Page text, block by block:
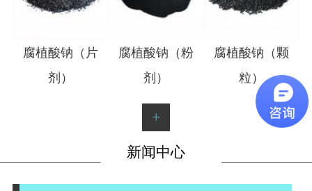
1
腐植酸钠（片
剂）
腐植酸钠（粉
剂）
腐植酸钠（颗
粒）
+
新闻中心